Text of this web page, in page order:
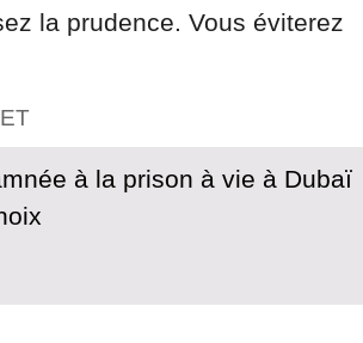
la prudence. Vous éviterez
à la prison à vie à Dubaï